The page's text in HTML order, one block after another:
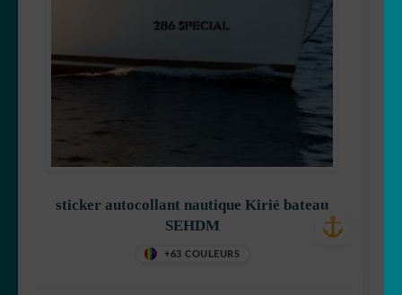
sticker autocollant nautique Kirié bateau
SEHDM
+63 COULEURS